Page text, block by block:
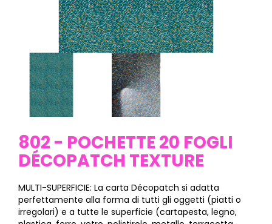
802 - POCHETTE 20 FOGLI
DÉCOPATCH TEXTURE
MULTI-SUPERFICIE: La carta Décopatch si adatta
perfettamente alla forma di tutti gli oggetti (piatti o
irregolari) e a tutte le superficie (cartapesta, legno,